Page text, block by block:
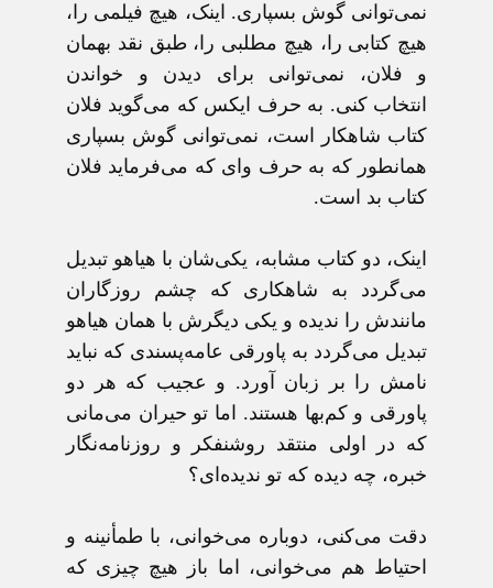
نمی‌توانی گوش بسپاری. اينک، هيچ فيلمی را،
هيچ کتابی را، هيچ مطلبی را، طبق نقد بهمان
و فلان، نمی‌توانی برای ديدن و خواندن
انتخاب کنی. به حرف ايکس که می‌گويد فلان
کتاب شاهکار است، نمی‌توانی گوش بسپاری
همانطور که به حرف وای که می‌فرمايد فلان
کتاب بد است.
اينک، دو کتاب مشابه، يکی‌شان با هياهو تبديل
می‌گردد به شاهکاری که چشم روزگاران
مانندش را نديده و يکی ديگرش با همان هياهو
تبديل می‌گردد به پاورقی عامه‌پسندی که نبايد
نامش را بر زبان آورد. و عجيب که هر دو
پاورقی و کم‌بها هستند. اما تو حيران می‌مانی
که در اولی منتقد روشنفکر و روزنامه‌نگار
خبره، چه ديده که تو نديده‌ای؟
دقت می‌کنی، دوباره می‌خوانی، با طمأنينه و
احتياط هم می‌خوانی، اما باز هيچ چيزی که